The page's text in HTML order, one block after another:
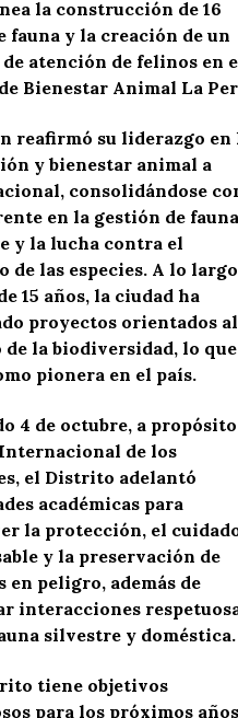
la construcción de 16
fauna y la creación de un
atención de felinos en
Bienestar Animal La
reafirmó su liderazgo en
y bienestar animal a
consolidándose
en la gestión de fauna
y la lucha contra el
de las especies. A lo largo
15 años, la ciudad ha
proyectos orientados al
de la biodiversidad, lo
pionera en el país.
4 de octubre, a propósito
de los
el Distrito adelantó
académicas para
la protección, el
y la preservación de
en peligro, además de
interacciones
silvestre y doméstica.
tiene objetivos
para los próximos